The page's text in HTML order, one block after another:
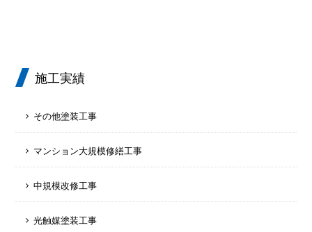
施工実績
その他塗装工事
マンション大規模修繕工事
中規模改修工事
光触媒塗装工事